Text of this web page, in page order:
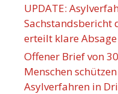
UPDATE:
Sachstandsbericht
erteilt klare Absage
Offener Brief von
Menschen
Asylverfahren in